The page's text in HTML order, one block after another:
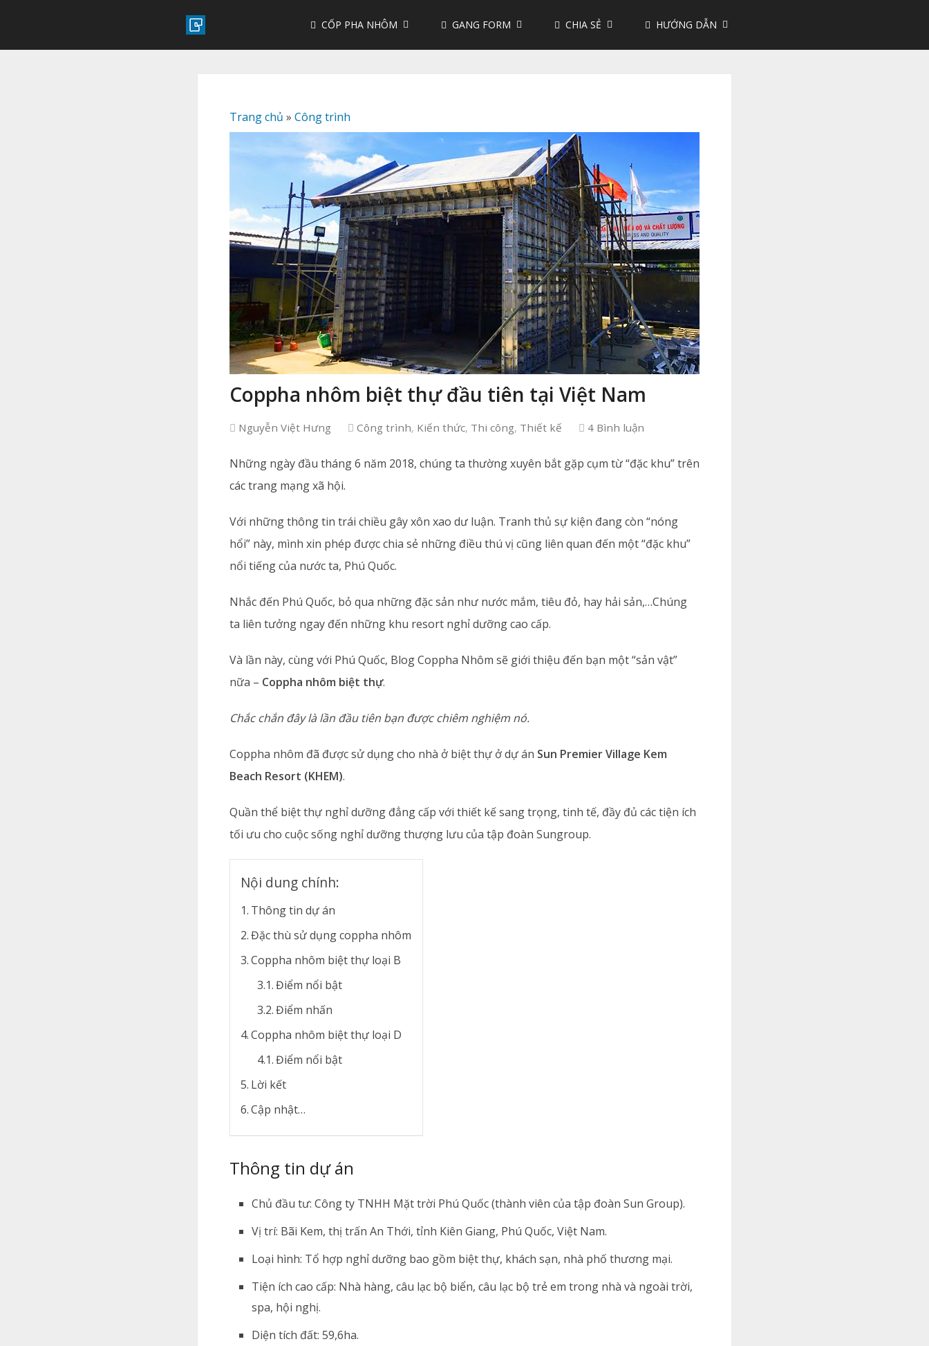
CỐP PHA NHÔM GANG FORM CHIA SẺ HƯỚNG DẪN
Trang chủ »Công trình
Coppha nhôm biệt thự đầu tiên tại Việt Nam
Nguyễn Việt Hưng Công trình, Kiến thức, Thi công, Thiết kế 4 Bình luận
Những ngày đầu tháng 6 năm 2018, chúng ta thường xuyên bắt gặp cụm từ “đặc khu” trên
các trang mạng xã hội.
Với những thông tin trái chiều gây xôn xao dư luận. Tranh thủ sự kiện đang còn “nóng
hổi” này, mình xin phép được chia sẻ những điều thú vị cũng liên quan đến một “đặc khu”
nổi tiếng của nước ta, Phú Quốc.
Nhắc đến Phú Quốc, bỏ qua những đặc sản như nước mắm, tiêu đỏ, hay hải sản,…Chúng
ta liên tưởng ngay đến những khu resort nghỉ dưỡng cao cấp.
Và lần này, cùng với Phú Quốc, Blog Coppha Nhôm sẽ giới thiệu đến bạn một “sản vật”
nữa – Coppha nhôm biệt thự.
Chắc chắn đây là lần đầu tiên bạn được chiêm nghiệm nó.
Coppha nhôm đã được sử dụng cho nhà ở biệt thự ở dự án Sun Premier Village Kem
Beach Resort (KHEM).
Quần thể biệt thự nghỉ dưỡng đẳng cấp với thiết kế sang trọng, tinh tế, đầy đủ các tiện ích
tối ưu cho cuộc sống nghỉ dưỡng thượng lưu của tập đoàn Sungroup.
Nội dung chính:
Thông tin dự án
Đặc thù sử dụng coppha nhôm
Coppha nhôm biệt thự loại B
Điểm nổi bật
Điểm nhấn
Coppha nhôm biệt thự loại D
Điểm nổi bật
Lời kết
Cập nhật…
Thông tin dự án
Chủ đầu tư: Công ty TNHH Mặt trời Phú Quốc (thành viên của tập đoàn Sun Group).
Vị trí: Bãi Kem, thị trấn An Thới, tỉnh Kiên Giang, Phú Quốc, Việt Nam.
Loại hình: Tổ hợp nghỉ dưỡng bao gồm biệt thự, khách sạn, nhà phố thương mại.
Tiện ích cao cấp: Nhà hàng, câu lạc bộ biển, câu lạc bộ trẻ em trong nhà và ngoài trời,
spa, hội nghị.
Diện tích đất: 59,6ha.